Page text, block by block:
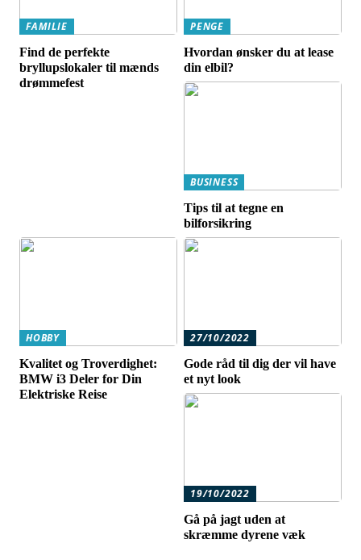
FAMILIE
Find de perfekte
bryllupslokaler til mænds
drømmefest
PENGE
Hvordan ønsker du at lease
din elbil?
BUSINESS
Tips til at tegne en
bilforsikring
HOBBY
Kvalitet og Troverdighet:
BMW i3 Deler for Din
Elektriske Reise
27/10/2022
Gode råd til dig der vil have
et nyt look
19/10/2022
Gå på jagt uden at
skræmme dyrene væk